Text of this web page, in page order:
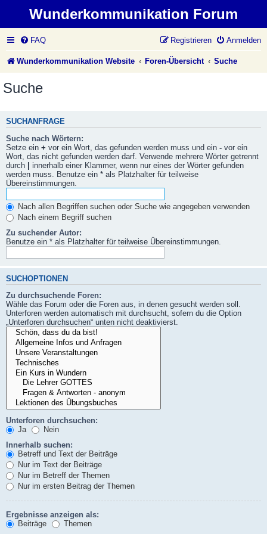
Wunderkommunikation Forum
FAQ Anmelden
Registrieren
Wunderkommunikation Website Foren-Übersicht Suche
Suche
SUCHANFRAGE
Suche nach Wörtern:
Setze ein + vor ein Wort, das gefunden werden muss und ein - vor ein
Wort, das nicht gefunden werden darf. Verwende mehrere Wörter getrennt
durch | innerhalb einer Klammer, wenn nur eines der Wörter gefunden
werden muss. Benutze ein * als Platzhalter für teilweise
Übereinstimmungen.
Nach allen Begriffen suchen oder Suche wie angegeben verwenden
Nach einem Begriff suchen
Zu suchender Autor:
Benutze ein * als Platzhalter für teilweise Übereinstimmungen.
SUCHOPTIONEN
Zu durchsuchende Foren:
Wähle das Forum oder die Foren aus, in denen gesucht werden soll.
Unterforen werden automatisch mit durchsucht, sofern du die Option
„Unterforen durchsuchen“ unten nicht deaktivierst.
Unterforen durchsuchen:
Ja
Nein
Innerhalb suchen:
Betreff und Text der Beiträge
Nur im Text der Beiträge
Nur im Betreff der Themen
Nur im ersten Beitrag der Themen
Ergebnisse anzeigen als:
Beiträge
Themen